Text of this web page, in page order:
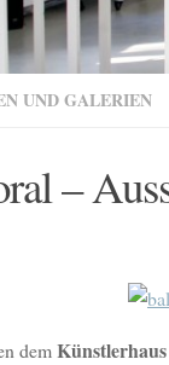
UND GALERIEN
–
dem